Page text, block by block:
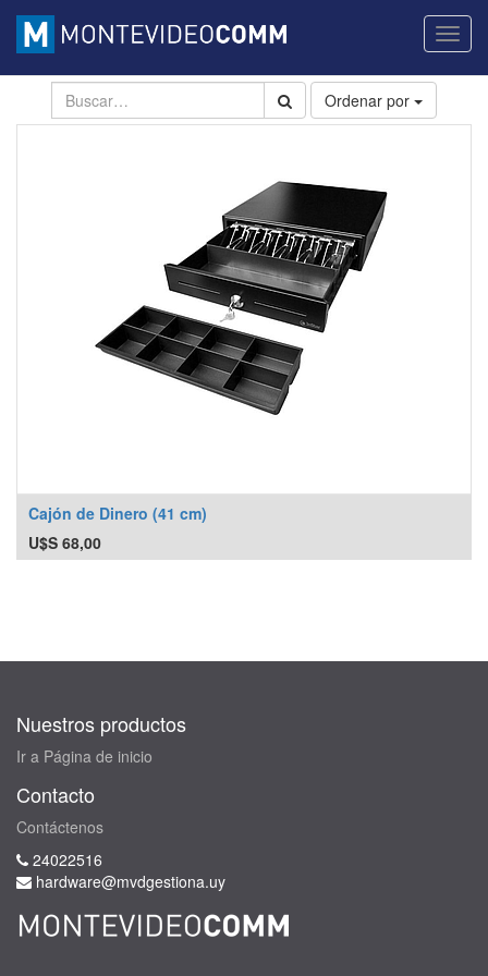
Ordenar por
Cajón de Dinero (41 cm)
U$S 68,00
Nuestros productos
Ir a Página de inicio
Contacto
Contáctenos
24022516
hardware@mvdgestiona.uy